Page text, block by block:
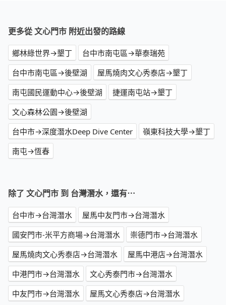
更多從 文心門市 附近出發的路線
鄉林綠世界→墾丁
台中市南屯區→華泰瑞苑
台中市南屯區→後壁湖
屋馬燒肉文心秀泰店→墾丁
南屯國民運動中心→後壁湖
捷運南屯站→墾丁
文心森林公園→後壁湖
台中市→深度潛水Deep Dive Center
嶺東科技大學→墾丁
南屯→恆春
除了 文心門市 到 台灣潛水，還有⋯
台中市→台灣潛水
屋馬中友門市→台灣潛水
國安門市-米平方商場→台灣潛水
崇德門市→台灣潛水
屋馬燒肉文心秀泰店→台灣潛水
屋馬中港店→台灣潛水
中港門市→台灣潛水
文心秀泰門市→台灣潛水
中友門市→台灣潛水
屋馬文心秀泰店→台灣潛水